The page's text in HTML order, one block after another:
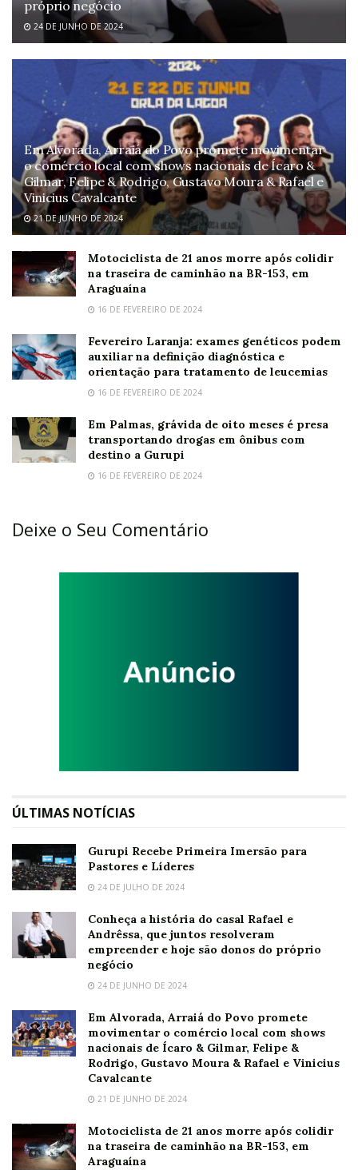
próprio negócio
24 DE JUNHO DE 2024
Em Alvorada, Arraiá do Povo promete movimentar
o comércio local com shows nacionais de Ícaro &
Gilmar, Felipe & Rodrigo, Gustavo Moura & Rafael e
Vinicius Cavalcante
21 DE JUNHO DE 2024
Motociclista de 21 anos morre após colidir
na traseira de caminhão na BR-153, em
Araguaína
16 DE FEVEREIRO DE 2024
Fevereiro Laranja: exames genéticos podem
auxiliar na definição diagnóstica e
orientação para tratamento de leucemias
16 DE FEVEREIRO DE 2024
Em Palmas, grávida de oito meses é presa
transportando drogas em ônibus com
destino a Gurupi
16 DE FEVEREIRO DE 2024
Deixe o Seu Comentário
ÚLTIMAS NOTÍCIAS
Gurupi Recebe Primeira Imersão para
Pastores e Líderes
24 DE JULHO DE 2024
Conheça a história do casal Rafael e
Andrêssa, que juntos resolveram
empreender e hoje são donos do próprio
negócio
24 DE JUNHO DE 2024
Em Alvorada, Arraiá do Povo promete
movimentar o comércio local com shows
nacionais de Ícaro & Gilmar, Felipe &
Rodrigo, Gustavo Moura & Rafael e Vinicius
Cavalcante
21 DE JUNHO DE 2024
Motociclista de 21 anos morre após colidir
na traseira de caminhão na BR-153, em
Araguaína